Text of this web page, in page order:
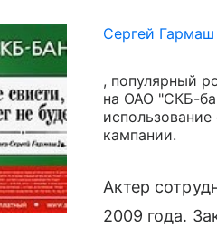
Сергей Гармаш
, популярный
на ОАО "СКБ-
кампании.
Актер
2009 года.